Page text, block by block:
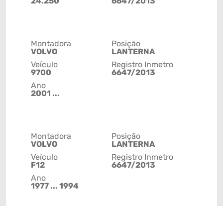
Montadora
VOLVO
Veículo
9700
Ano
2001 ...
Posição
LANTERNA
Registro Inmetro
6647/2013
Montadora
VOLVO
Veículo
F12
Ano
1977 ... 1994
Posição
LANTERNA
Registro Inmetro
6647/2013